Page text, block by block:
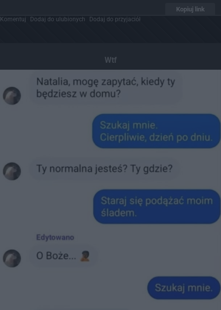
Kopiuj link
Komentuj Dodaj do ulubionych Dodaj do przyjaciół
Wtf